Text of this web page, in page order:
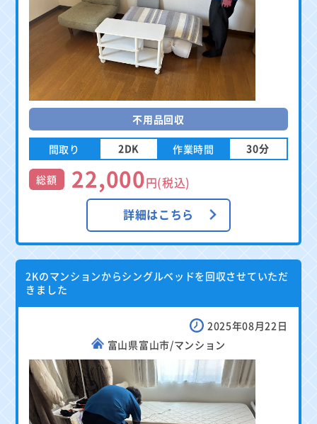
不用品回収
間取り 2DK 作業時間 30分
総額 22,000円(税込)
詳細はこちら
2Kのマンションからシングルベッドを回収させていただ
きました
2025年08月22日
富山県富山市/マンション